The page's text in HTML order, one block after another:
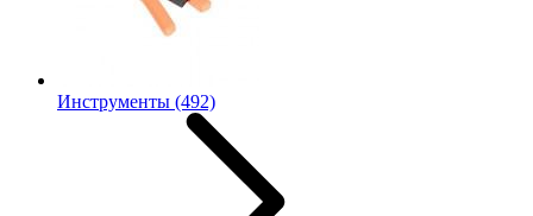
Инструменты (492)